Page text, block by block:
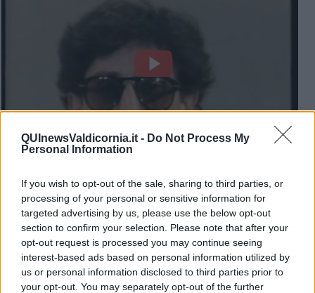
QUInewsValdicornia.it - Do Not Process My
Personal Information
If you wish to opt-out of the sale, sharing to third parties, or
processing of your personal or sensitive information for
targeted advertising by us, please use the below opt-out
section to confirm your selection. Please note that after your
opt-out request is processed you may continue seeing
interest-based ads based on personal information utilized by
us or personal information disclosed to third parties prior to
your opt-out. You may separately opt-out of the further
Franco Battiato - Centro di gravità permanente (@Domenica
In)
Ti potrebbe interessare anche: